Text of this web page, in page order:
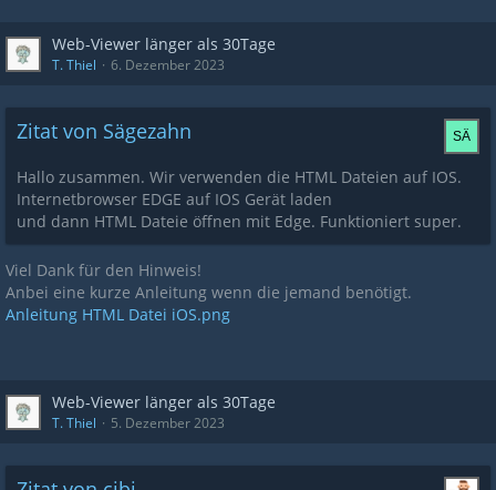
Web-Viewer länger als 30Tage
T. Thiel 6. Dezember 2023
Zitat von Sägezahn
Hallo zusammen. Wir verwenden die HTML Dateien auf IOS.
Internetbrowser EDGE auf IOS Gerät laden
und dann HTML Dateie öffnen mit Edge. Funktioniert super.
Viel Dank für den Hinweis!
Anbei eine kurze Anleitung wenn die jemand benötigt.
Anleitung HTML Datei iOS.png
Web-Viewer länger als 30Tage
T. Thiel 5. Dezember 2023